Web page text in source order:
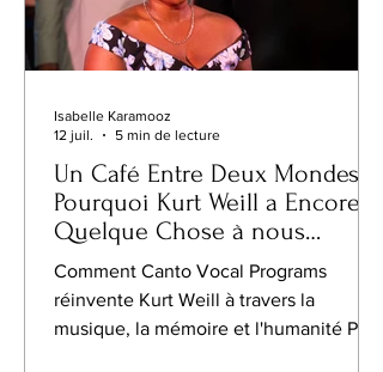
Un Café Entre Deux Mondes :
Pourquoi Kurt Weill a Encore
Quelque Chose à nous
Apprendre
Comment Canto Vocal Programs
réinvente Kurt Weill à travers la
musique, la mémoire et l'humanité Peu
Isabelle Karamooz
12 juil.
5 min de lecture